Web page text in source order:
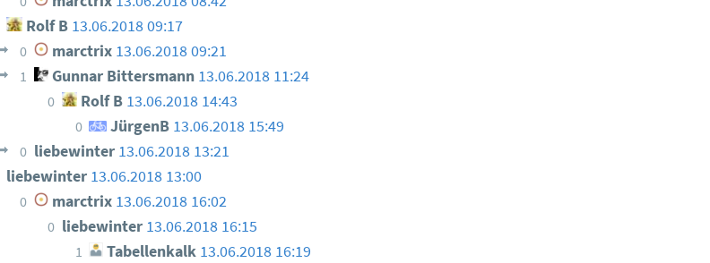
Rolf B 13.06.2018 09:17
0 marctrix 13.06.2018 09:21
1 Gunnar Bittersmann 13.06.2018 11:24
0 Rolf B 13.06.2018 14:43
0 JürgenB 13.06.2018 15:49
0 liebewinter 13.06.2018 13:21
liebewinter 13.06.2018 13:00
0 marctrix 13.06.2018 16:02
0 liebewinter 13.06.2018 16:15
1 Tabellenkalk 13.06.2018 16:19